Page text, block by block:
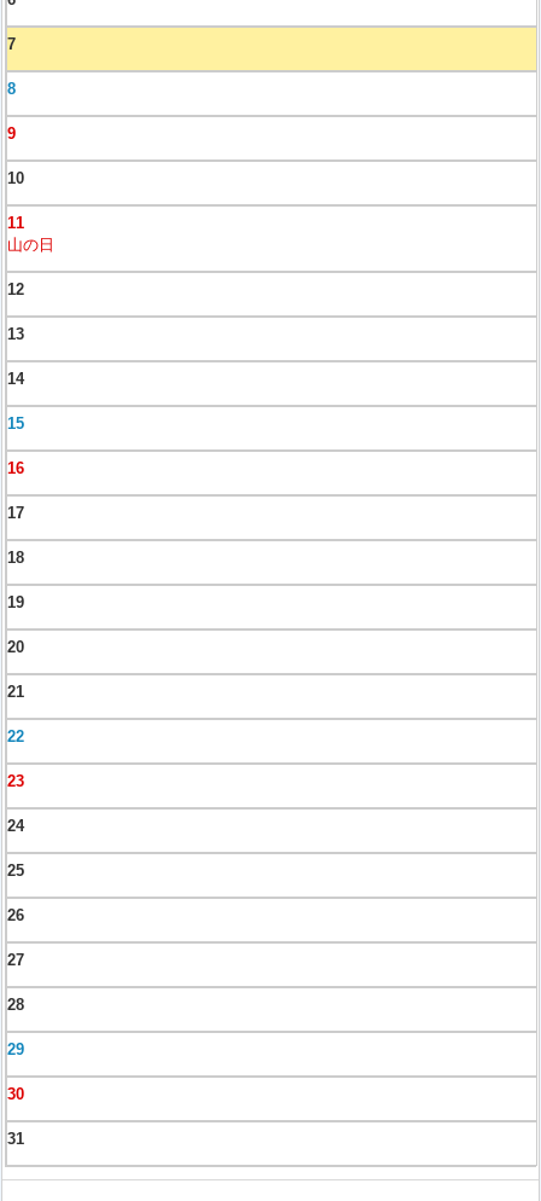
7
8
9
10
11
山の日
12
13
14
15
16
17
18
19
20
21
22
23
24
25
26
27
28
29
30
31